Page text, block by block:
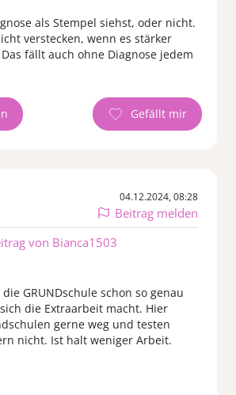
als Stempel siehst, oder nicht.
verstecken, wenn es stärker
fällt auch ohne Diagnose jedem
04.12.2024, 08:28
Beitrag melden
von Bianca1503
GRUNDschule schon so genau
die Extraarbeit macht. Hier
gerne weg und testen
nicht. Ist halt weniger Arbeit.